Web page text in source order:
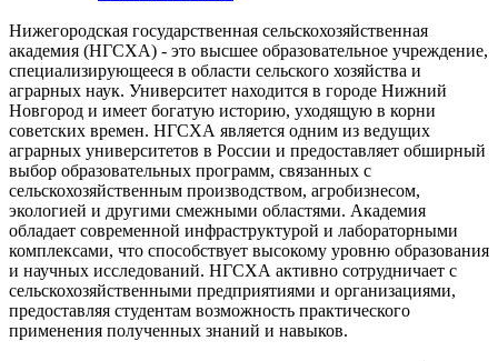
Нижегородская государственная сельскохозяйственная
академия (НГСХА) - это высшее образовательное учреждение,
специализирующееся в области сельского хозяйства и
аграрных наук. Университет находится в городе Нижний
Новгород и имеет богатую историю, уходящую в корни
советских времен. НГСХА является одним из ведущих
аграрных университетов в России и предоставляет обширный
выбор образовательных программ, связанных с
сельскохозяйственным производством, агробизнесом,
экологией и другими смежными областями. Академия
обладает современной инфраструктурой и лабораторными
комплексами, что способствует высокому уровню образования
и научных исследований. НГСХА активно сотрудничает с
сельскохозяйственными предприятиями и организациями,
предоставляя студентам возможность практического
применения полученных знаний и навыков.